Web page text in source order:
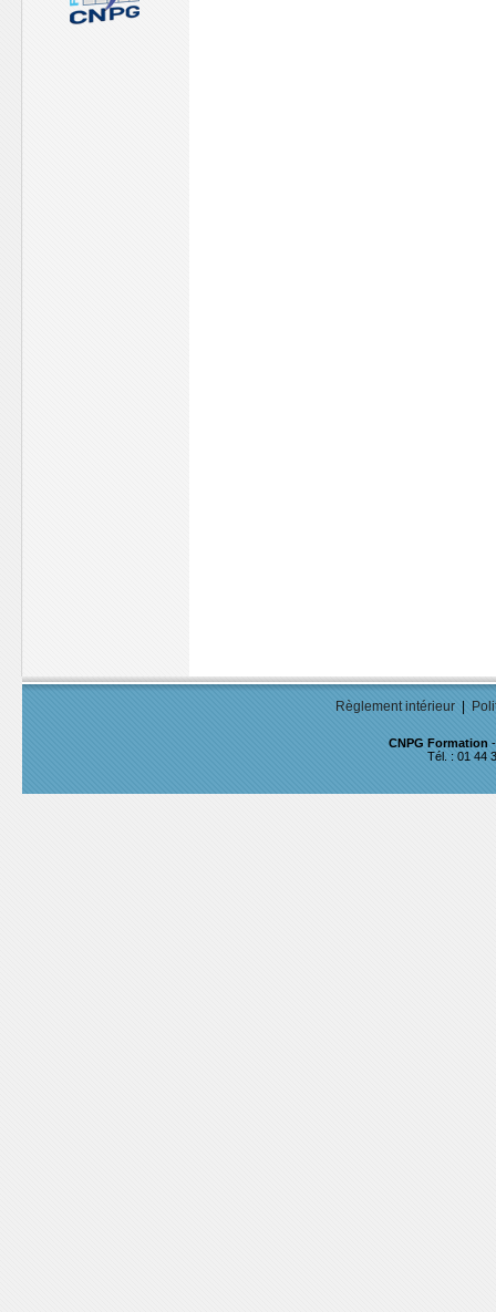
Règlement intérieur|
CNPG Formation
Tél. : 01 44